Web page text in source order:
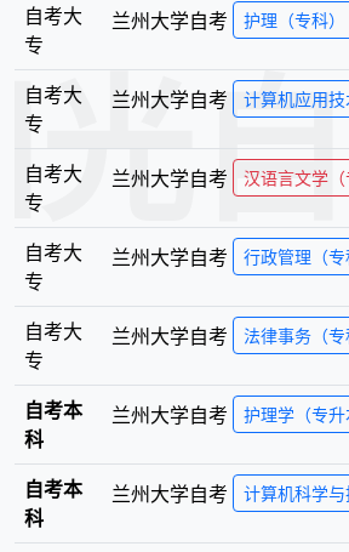
自考大
专
兰州大学自考 护理（专科）
自考大
专
兰州大学自考 计算机应用技
自考大
专
兰州大学自考 汉语言文学（
自考大
专
兰州大学自考 行政管理（专
自考大
专
兰州大学自考 法律事务（专
自考本
科
兰州大学自考 护理学（专升
自考本
科
兰州大学自考 计算机科学与